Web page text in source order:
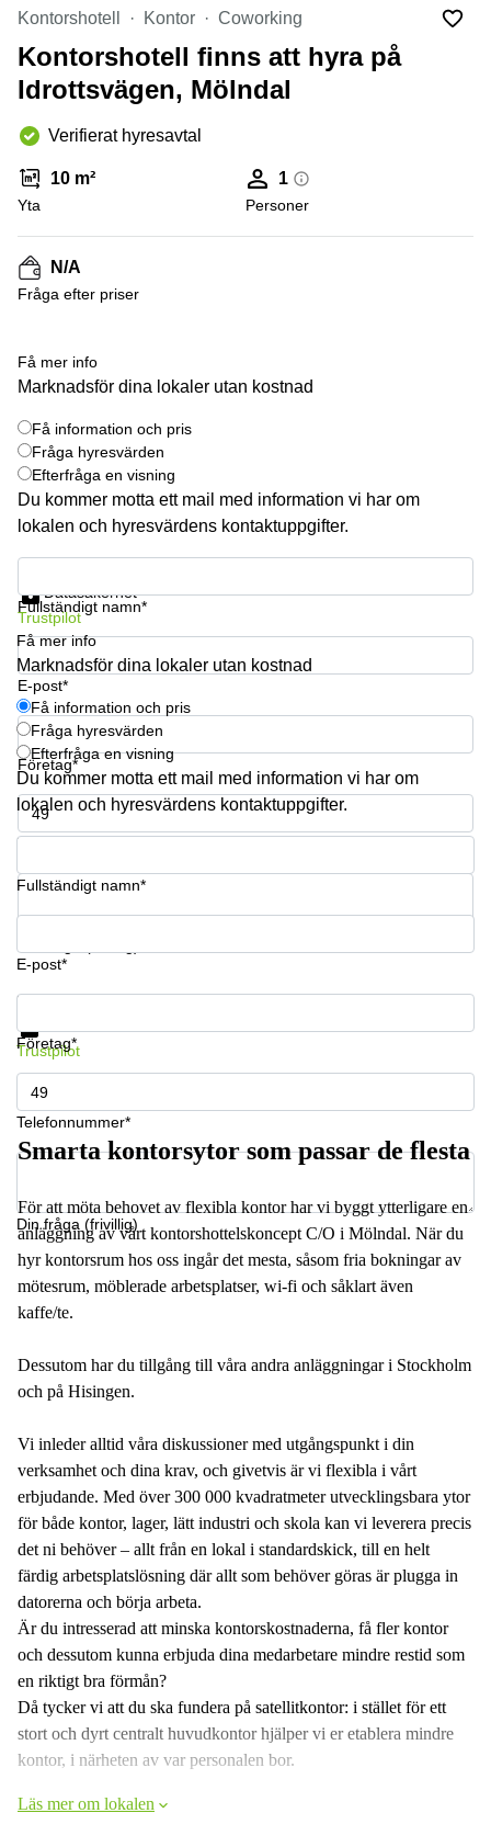
Virtuellt
Sollentuna
Vasastan
Östermalm
Kontor
Malmö
Huddinge
Lediga
lokaler
Hisingen
lokaler
Hägersten
Kontorshotell Kontor Coworking
Kontorshotell finns att hyra på
Idrottsvägen, Mölndal
Verifierat hyresavtal
10 m²
Yta
1
Personer
N/A
Fråga efter priser
Få mer info
Marknadsför dina lokaler utan kostnad
Få information och pris
Fråga hyresvärden
Efterfråga en visning
Du kommer motta ett mail med information vi har om
lokalen och hyresvärdens kontaktuppgifter.
Fullständigt namn*
E-post*
Företag*
Telefonnummer*
Datasäkerhet
Trustpilot
Få mer info
Marknadsför dina lokaler utan kostnad
Få information och pris
Fråga hyresvärden
Efterfråga en visning
Du kommer motta ett mail med information vi har om
lokalen och hyresvärdens kontaktuppgifter.
Fullständigt namn*
E-post*
Företag*
Telefonnummer*
Din fråga (frivillig)
Få information och pris
Trustpilot
Smarta kontorsytor som passar de flesta
För att möta behovet av flexibla kontor har vi byggt ytterligare en
anläggning av vårt kontorshottelskoncept C/O i Mölndal. När du
hyr kontorsrum hos oss ingår det mesta, såsom fria bokningar av
mötesrum, möblerade arbetsplatser, wi-fi och såklart även
kaffe/te.
Dessutom har du tillgång till våra andra anläggningar i Stockholm
och på Hisingen.
Vi inleder alltid våra diskussioner med utgångspunkt i din
verksamhet och dina krav, och givetvis är vi flexibla i vårt
erbjudande. Med över 300 000 kvadratmeter utvecklingsbara ytor
för både kontor, lager, lätt industri och skola kan vi leverera precis
det ni behöver – allt från en lokal i standardskick, till en helt
färdig arbetsplatslösning där allt som behöver göras är plugga in
datorerna och börja arbeta.
Är du intresserad att minska kontorskostnaderna, få fler kontor
och dessutom kunna erbjuda dina medarbetare mindre restid som
en riktigt bra förmån?
Då tycker vi att du ska fundera på satellitkontor: i stället för ett
stort och dyrt centralt huvudkontor hjälper vi er etablera mindre
kontor, i närheten av var personalen bor.
Läs mer om lokalen